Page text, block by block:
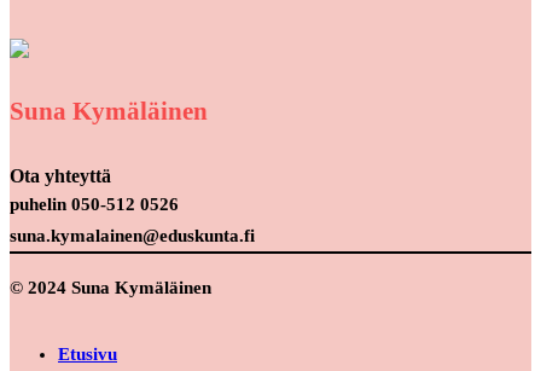
Suna Kymäläinen
Ota yhteyttä
puhelin 050-512 0526
suna.kymalainen@eduskunta.fi
© 2024 Suna Kymäläinen
Etusivu